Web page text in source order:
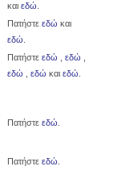
και εδώ
Πατήστε εδώ και
εδώ
Πατήστε εδώ εδώ
εδώ
εδώ και εδώ
Πατήστε εδώ
Πατήστε εδώ